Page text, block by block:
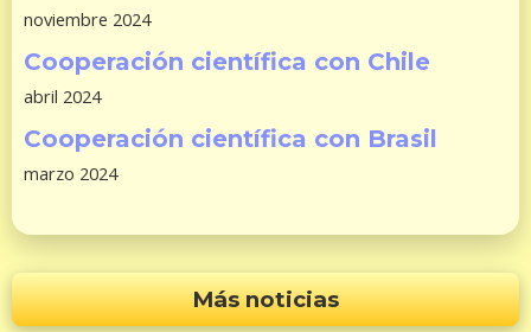
noviembre 2024
Cooperación científica con Chile
abril 2024
Cooperación científica con Brasil
marzo 2024
Más noticias